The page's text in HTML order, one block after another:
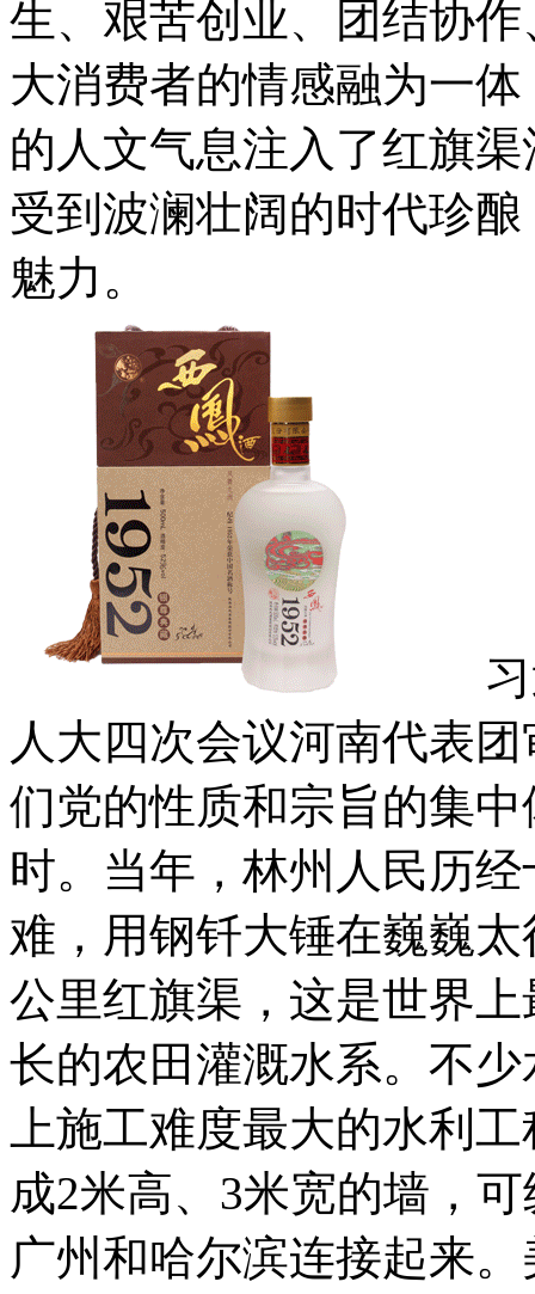
生、艰苦创业、团结协
大消费者的情感融为一
的人文气息注入了红旗
受到波澜壮阔的时代珍
魅力。
习近
人大四次会议河南代表
们党的性质和宗旨的集
时。当年，林州人民历
难，用钢钎大锤在巍巍
公里红旗渠，这是世界
长的农田灌溉水系。不
上施工难度最大的水利
成2米高、3米宽的墙，
广州和哈尔滨连接起来